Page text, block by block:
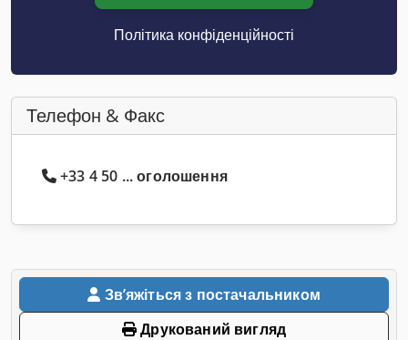
Політика конфіденційності
Телефон & Факс
+33 4 50 ... оголошення
Звʼяжіться з постачальником
Друкований вигляд